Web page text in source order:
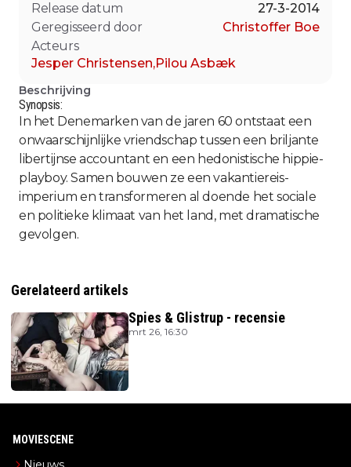
Release datum
27-3-2014
Geregisseerd door
Christoffer Boe
Acteurs
Jesper Christensen,Pilou Asbæk
Beschrijving
Synopsis:
In het Denemarken van de jaren 60 ontstaat een
onwaarschijnlijke vriendschap tussen een briljante
libertijnse accountant en een hedonistische hippie-
playboy. Samen bouwen ze een vakantiereis-
imperium en transformeren al doende het sociale
en politieke klimaat van het land, met dramatische
gevolgen.
Gerelateerd artikels
Spies & Glistrup - recensie
mrt 26, 16:30
MOVIESCENE